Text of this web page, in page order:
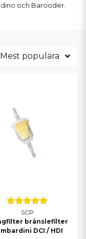
och Barooder.
Mest populära
SCP
bränslefilter
DCI / HDI